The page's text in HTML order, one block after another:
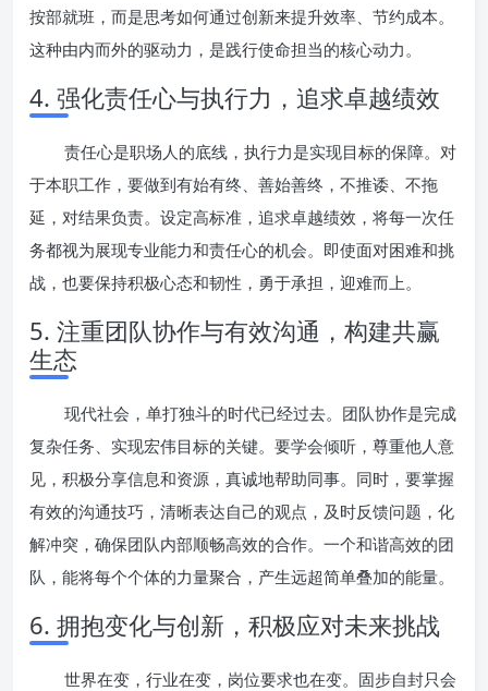
按部就班，而是思考如何通过创新来提升效率、节约成本。
这种由内而外的驱动力，是践行使命担当的核心动力。
4. 强化责任心与执行力，追求卓越绩效
责任心是职场人的底线，执行力是实现目标的保障。对
于本职工作，要做到有始有终、善始善终，不推诿、不拖
延，对结果负责。设定高标准，追求卓越绩效，将每一次任
务都视为展现专业能力和责任心的机会。即使面对困难和挑
战，也要保持积极心态和韧性，勇于承担，迎难而上。
5. 注重团队协作与有效沟通，构建共赢
生态
现代社会，单打独斗的时代已经过去。团队协作是完成
复杂任务、实现宏伟目标的关键。要学会倾听，尊重他人意
见，积极分享信息和资源，真诚地帮助同事。同时，要掌握
有效的沟通技巧，清晰表达自己的观点，及时反馈问题，化
解冲突，确保团队内部顺畅高效的合作。一个和谐高效的团
队，能将每个个体的力量聚合，产生远超简单叠加的能量。
6. 拥抱变化与创新，积极应对未来挑战
世界在变，行业在变，岗位要求也在变。固步自封只会